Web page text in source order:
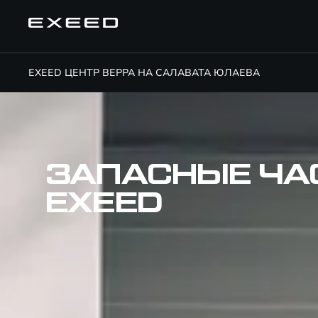
EXEED ЦЕНТР ВЕРРА НА САЛАВАТА ЮЛАЕВА
ЗАПАСНЫЕ
EXEED